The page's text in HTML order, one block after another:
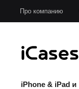
Про компанию
iPhone & iPad и